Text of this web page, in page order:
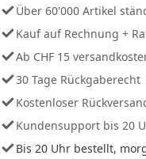
Über 60'000 Artikel
Kauf auf Rechnung +
Ab CHF 15
30 Tage Rückgaberecht
Kostenloser
Kundensupport bis 20
Bis 20 Uhr bestellt,